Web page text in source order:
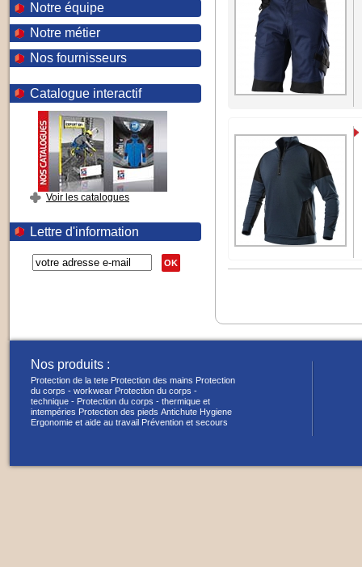
Notre équipe
Notre métier
Nos fournisseurs
Catalogue interactif
Voir les catalogues
Lettre d'information
OK
Nos produits :
Protection de la tete Protection des mains Protection
du corps - workwear Protection du corps -
technique - Protection du corps - thermique et
intempéries Protection des pieds Antichute Hygiene
Ergonomie et aide au travail Prévention et secours